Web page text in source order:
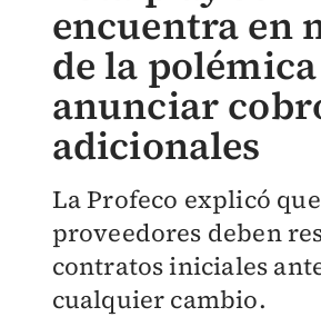
encuentra en
de la
anunciar
adicionales
La Profeco explicó
proveedores deben
contratos iniciales
cualquier cambio.